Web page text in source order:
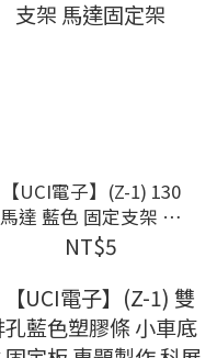
【UCI電子】(Z-1) 130
馬達 藍色 固定支架 馬
達支架 馬達固定架
NT$5